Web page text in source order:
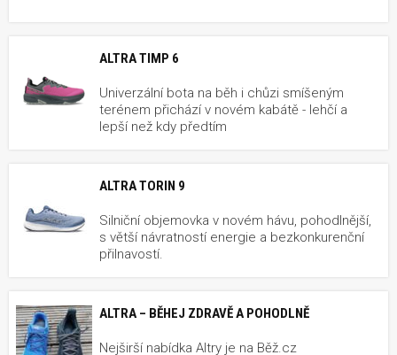
ALTRA TIMP 6
Univerzální bota na běh i chůzi smíšeným
terénem přichází v novém kabátě - lehčí a
lepší než kdy předtím
ALTRA TORIN 9
Silniční objemovka v novém hávu, pohodlnější,
s větší návratností energie a bezkonkurenční
přilnavostí.
ALTRA – BĚHEJ ZDRAVĚ A POHODLNĚ
Nejširší nabídka Altry je na Běž.cz